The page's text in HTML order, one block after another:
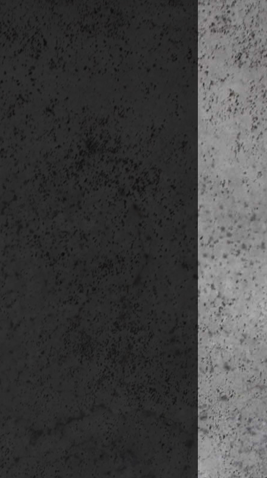
Centre
5. nap(nov.
reggeli a
délelőtt
•
séta a
délután
14:45
15:00-15:30
15:30-
17:00-17:20
17:20
19:25-22:05
kb. 22:30
(A program kis
Barcelonába
segítve
Az utazás
- a
-
- szállást
- vezetett
- az
nem
- napközbeni
- esetleges
Utas